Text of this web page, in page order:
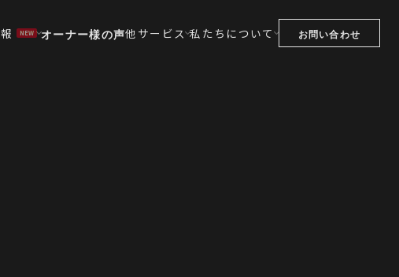
NEW オーナー様の声他サービス 私たちについて お問い合わせ